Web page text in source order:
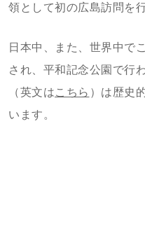
領として初の広島訪問を
日本中、また、世界中で
され、平和記念公園で行
（英文はこちら ）は歴史
います。